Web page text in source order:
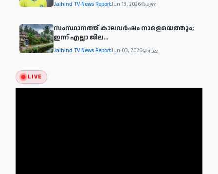
Jaihind TV News ReportJun 13, 2026 4,601
സംസ്ഥാനത്ത് കാലവര്‍ഷം നാളെയെത്തും;
ഇന്ന് എല്ലാ ജില...
Jaihind TV News ReportJun 03, 2026 4,322
LIVE